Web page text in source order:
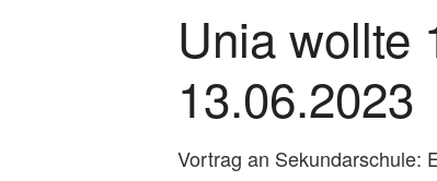
Unia wollte
13.06.2023
Vortrag an Sekundarschule: